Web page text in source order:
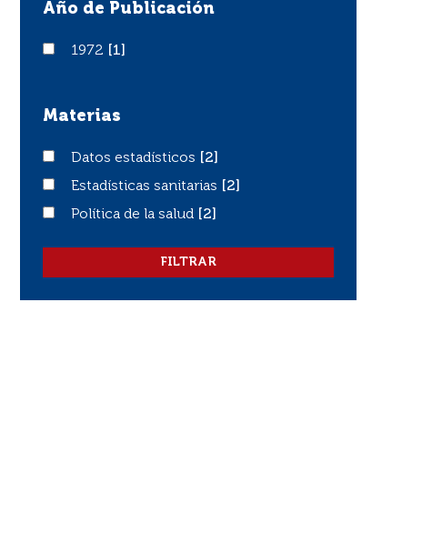
Año de Publicación
19721972 [1]
Materias
Datos estadísticos
Datos estadísticos
[2]
Estadísticas sanitarias
Estadísticas sanitarias
[2]
Política de la salud
Política de la salud [2]